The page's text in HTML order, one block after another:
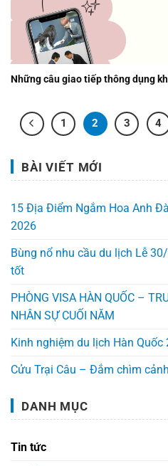
Những câu giao tiếp thông dụng
1 2 3 4
BÀI VIẾT MỚI
15 Địa Điểm Ngắm Hoa Anh
2026
Bùng nổ nhu cầu du lịch Lễ
tốt
PHÒNG VISA HÀN QUỐC –
NHÂN SỰ CUỐI NĂM
Kinh nghiệm du lịch Hàn Quốc
Cửu Trại Câu – Đắm chìm
DANH MỤC
Tin tức